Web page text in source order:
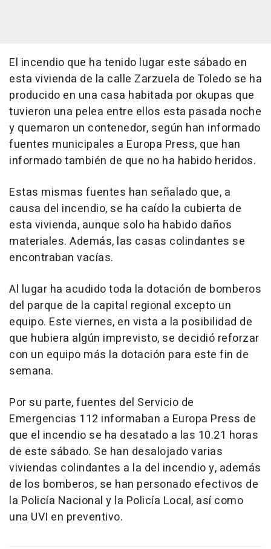
El incendio que ha tenido lugar este sábado en
esta vivienda de la calle Zarzuela de Toledo se ha
producido en una casa habitada por okupas que
tuvieron una pelea entre ellos esta pasada noche
y quemaron un contenedor, según han informado
fuentes municipales a Europa Press, que han
informado también de que no ha habido heridos.
Estas mismas fuentes han señalado que, a
causa del incendio, se ha caído la cubierta de
esta vivienda, aunque solo ha habido daños
materiales. Además, las casas colindantes se
encontraban vacías.
Al lugar ha acudido toda la dotación de bomberos
del parque de la capital regional excepto un
equipo. Este viernes, en vista a la posibilidad de
que hubiera algún imprevisto, se decidió reforzar
con un equipo más la dotación para este fin de
semana.
Por su parte, fuentes del Servicio de
Emergencias 112 informaban a Europa Press de
que el incendio se ha desatado a las 10.21 horas
de este sábado. Se han desalojado varias
viviendas colindantes a la del incendio y, además
de los bomberos, se han personado efectivos de
la Policía Nacional y la Policía Local, así como
una UVI en preventivo.